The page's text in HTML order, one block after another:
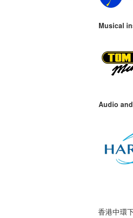
Musical
Audio
香港中環